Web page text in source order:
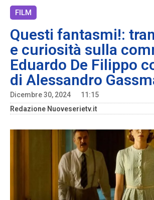
FILM
Questi fantasmi!:
e curiosità sulla
Eduardo De Filippo
di Alessandro
Dicembre 30, 2024
11:15
Redazione Nuoveserietv.it